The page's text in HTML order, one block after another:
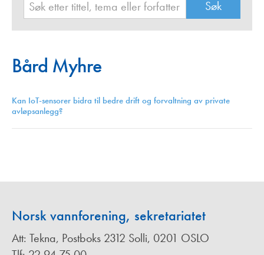
Bård Myhre
Kan IoT-sensorer bidra til bedre drift og forvaltning av private
avløpsanlegg?
Norsk vannforening, sekretariatet
Att: Tekna, Postboks 2312 Solli, 0201 OSLO